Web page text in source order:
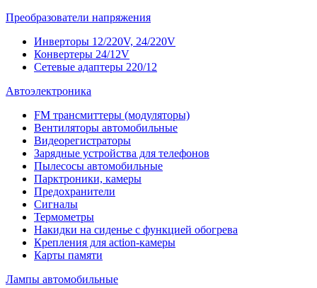
Преобразователи напряжения
Инверторы 12/220V, 24/220V
Конвертеры 24/12V
Сетевые адаптеры 220/12
Автоэлектроника
FM трансмиттеры (модуляторы)
Вентиляторы автомобильные
Видеорегистраторы
Зарядные устройства для телефонов
Пылесосы автомобильные
Парктроники, камеры
Предохранители
Сигналы
Термометры
Накидки на сиденье с функцией обогрева
Крепления для action-камеры
Карты памяти
Лампы автомобильные